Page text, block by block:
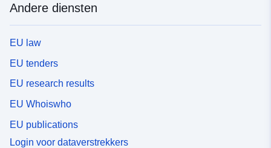
Andere diensten
EU law
EU tenders
EU research results
EU Whoiswho
EU publications
Login voor dataverstrekkers